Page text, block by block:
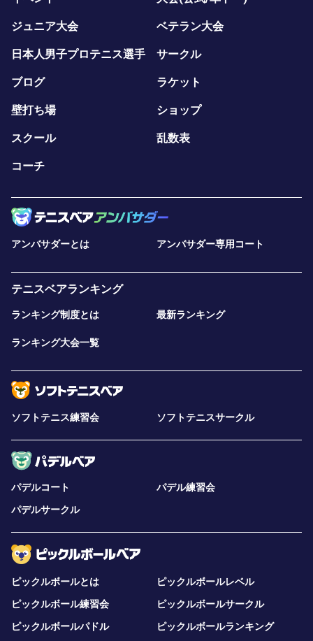
ジュニア大会 ベテラン大会
日本人男子プロテニス選手 サークル
ブログ ラケット
壁打ち場 ショップ
スクール 乱数表
コーチ
アンバサダーとは アンバサダー専用コート
テニスベアランキング
ランキング制度とは 最新ランキング
ランキング大会一覧
ソフトテニス練習会 ソフトテニスサークル
パデルコート
パデル練習会
パデルサークル
ピックルボールとは
ピックルボールレベル
ピックルボール練習会
ピックルボールサークル
ピックルボールパドル
ピックルボールランキング